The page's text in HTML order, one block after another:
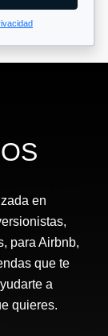
en
para Airbnb,
que te
a
quieres.